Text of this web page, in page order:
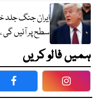
ایران جنگ جلد
سطح پر آئیں گی
ہمیں فالو کریں
Facebook